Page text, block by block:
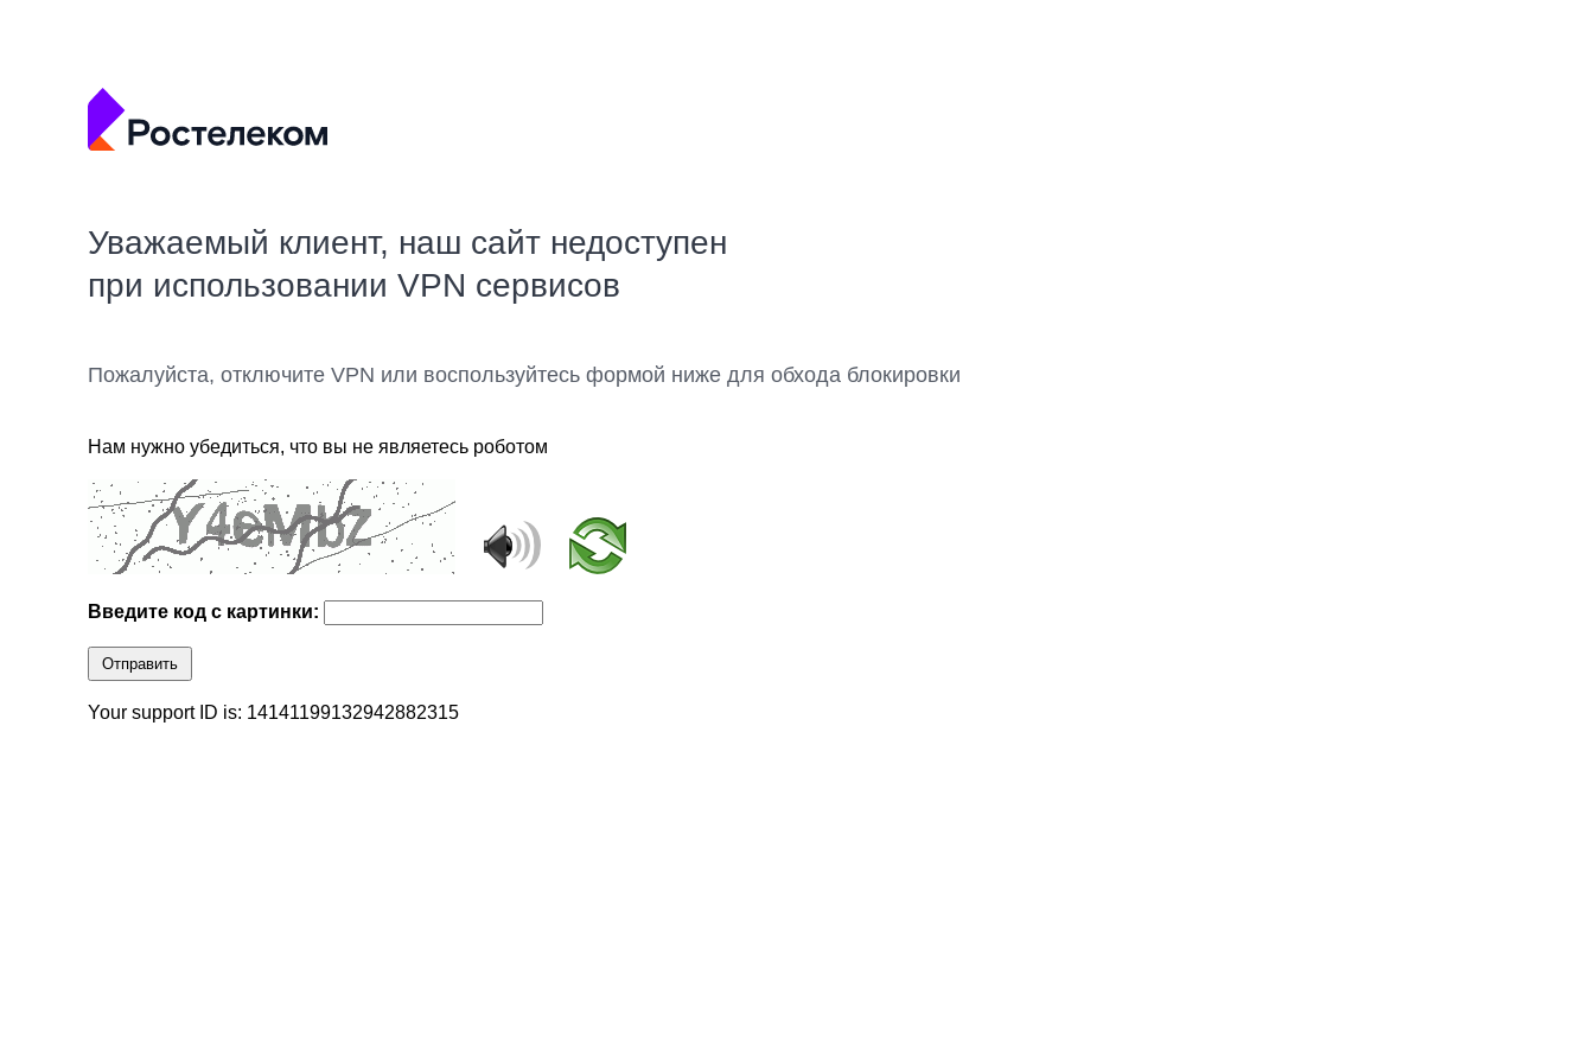
Уважаемый клиент, наш сайт недоступен
при использовании VPN сервисов
Пожалуйста, отключите VPN или воспользуйтесь формой ниже для обхода блокировки
Нам нужно убедиться, что вы не являетесь роботом
Введите код с картинки:
Отправить
Your support ID is: 14141199132942882315